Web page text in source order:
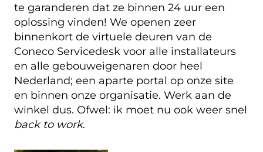
te garanderen dat ze binnen 24 uur een
oplossing vinden! We openen zeer
binnenkort de virtuele deuren van de
Coneco Servicedesk voor alle installateurs
en alle gebouweigenaren door heel
Nederland; een aparte portal op onze site
en binnen onze organisatie. Werk aan de
winkel dus. Ofwel: ik moet nu ook weer snel
back to work.